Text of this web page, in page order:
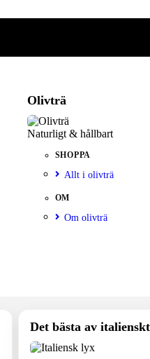
Olivträ
Naturligt & hållbart
SHOPPA
Allt i olivträ
OM
Om olivträ
Det bästa av